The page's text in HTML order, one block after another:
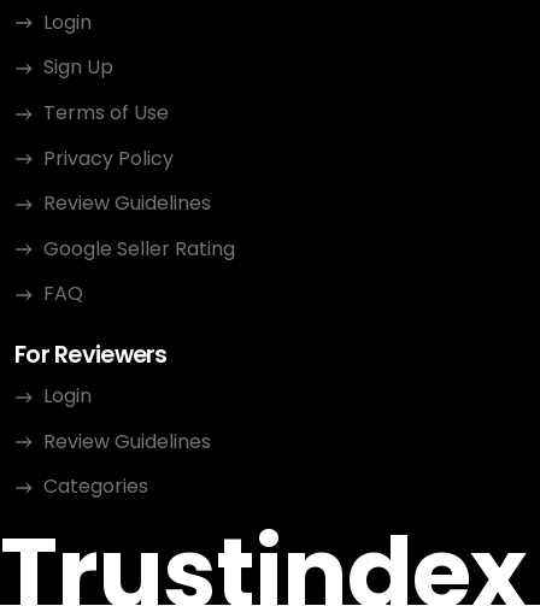
Login
Sign Up
Terms of Use
Privacy Policy
Review Guidelines
Google Seller Rating
FAQ
For Reviewers
Login
Review Guidelines
Categories
Trustindex